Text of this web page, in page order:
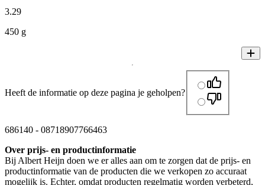
3.29
450 g
Heeft de informatie op deze pagina je geholpen?
686140 - 08718907766463
Over prijs- en productinformatie
Bij Albert Heijn doen we er alles aan om te zorgen dat de prijs- en
productinformatie van de producten die we verkopen zo accuraat
mogelijk is. Echter, omdat producten regelmatig worden verbeterd,